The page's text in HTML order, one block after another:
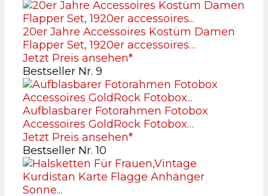
20er Jahre Accessoires Kostüm Damen
Flapper Set, 1920er accessoires…
Jetzt Preis ansehen*
Bestseller Nr. 9
Aufblasbarer Fotorahmen Fotobox
Accessoires GoldRock Fotobox…
Jetzt Preis ansehen*
Bestseller Nr. 10